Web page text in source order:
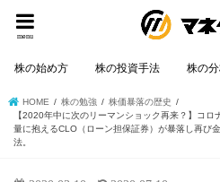
menu
株の始め方 株の投資手法 株の
HOME 株の勉強
株価暴落の歴史
【2020年中に次のリーマンショック再来？】コ
量に抱えるCLO（ローン担保証券）が暴落し再び
法。